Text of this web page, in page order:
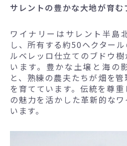
サレントの豊かな大地が育む
ワイナリーはサレント半島
し、所有する約50ヘクター
ルベレッロ仕立てのブドウ
います。豊かな土壌と海の
と、熟練の農夫たちが畑を
を育てています。伝統を尊
の魅力を活かした革新的な
います。